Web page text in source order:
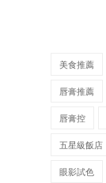
美食推薦
唇膏推薦
唇膏控
五星級飯店
眼影試色